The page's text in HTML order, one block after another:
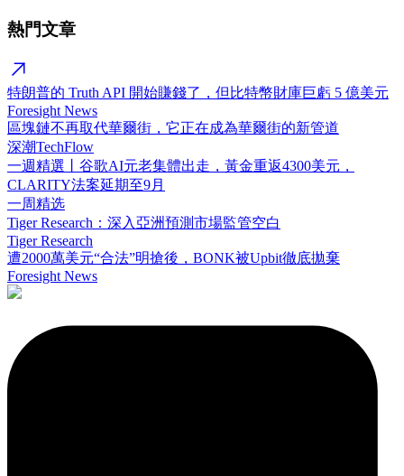
熱門文章
特朗普的 Truth API 開始賺錢了，但比特幣財庫巨虧 5 億美元
Foresight News
區塊鏈不再取代華爾街，它正在成為華爾街的新管道
深潮TechFlow
一週精選丨谷歌AI元老集體出走，黃金重返4300美元，
CLARITY法案延期至9月
一周精选
Tiger Research：深入亞洲預測市場監管空白
Tiger Research
遭2000萬美元“合法”明搶後，BONK被Upbit徹底拋棄
Foresight News